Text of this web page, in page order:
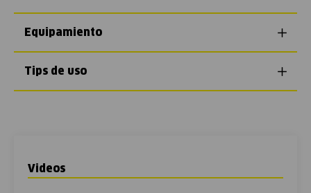
Equipamiento
Tips de uso
Videos